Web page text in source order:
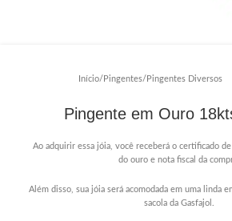
Início/ Pingentes/ Pingentes Diversos
Pingente em Ouro
Ao adquirir essa jóia, você receberá o certificado
do ouro e nota fiscal da
Além disso, sua jóia será acomodada em uma linda
sacola da Gasfajol.